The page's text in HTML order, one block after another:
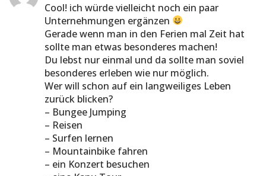
Cool! ich würde vielleicht noch ein paar
Unternehmungen ergänzen
Gerade wenn man in den Ferien mal Zeit hat
sollte man etwas besonderes machen!
Du lebst nur einmal und da sollte man soviel
besonderes erleben wie nur möglich.
Wer will schon auf ein langweiliges Leben
zurück blicken?
– Bungee Jumping
– Reisen
– Surfen lernen
– Mountainbike fahren
– ein Konzert besuchen